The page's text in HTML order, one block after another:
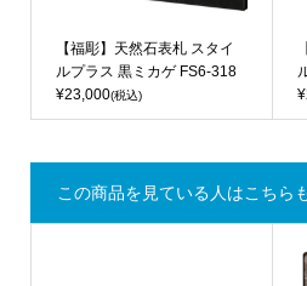
【福彫】天然石表札 スタイ
ルプラス 黒ミカゲ FS6-318
¥23,000(税込)
この商品を見ている人はこちら